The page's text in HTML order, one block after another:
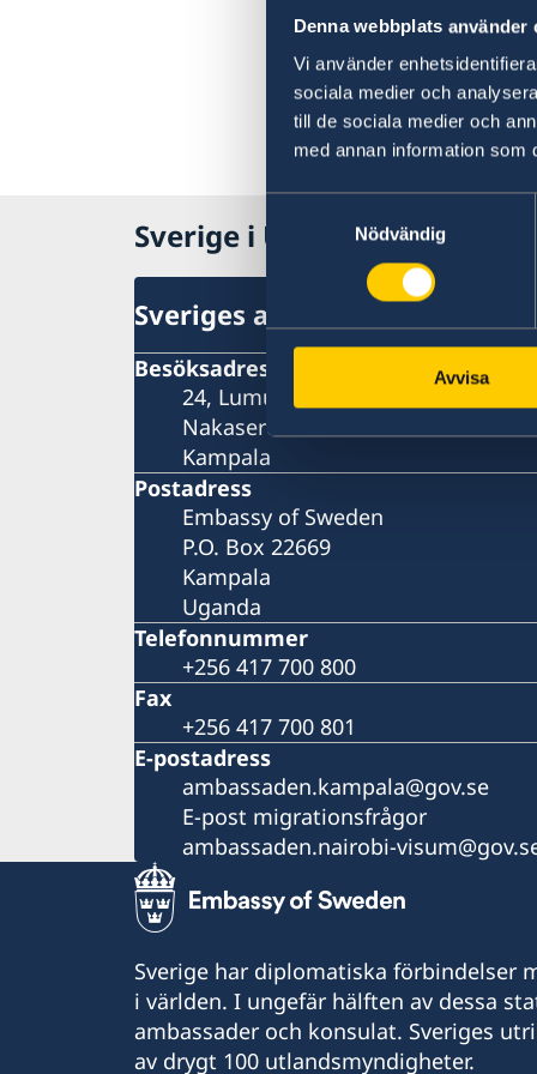
Denna webbplats använder
Vi använder
sociala medier och
till de sociala medier och
med annan information som
Nödvändig
Avvisa
Sverige i Uganda
Sveriges ambassad
Besöksadress
24, Lumumba Avenue
Nakasero
Kampala
Postadress
Embassy of Sweden
P.O. Box 22669
Kampala
Uganda
Telefonnummer
+256 417 700 800
Fax
+256 417 700 801
E-postadress
ambassaden.kampala@gov.se
E-post migrationsfrågor
ambassaden.nairobi-
Sverige har diplomatiska förbindelser
i världen. I ungefär hälften av dessa
ambassader och konsulat. Sveriges
av drygt 100 utlandsmyndigheter.